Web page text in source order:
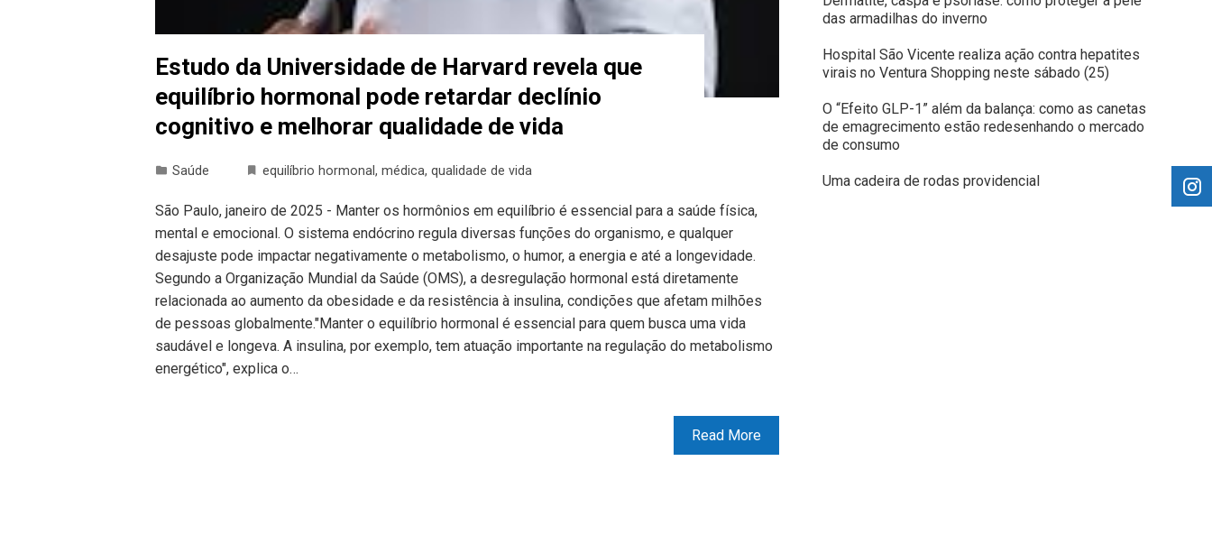
Estudo da Universidade de Harvard revela que
equilíbrio hormonal pode retardar declínio
cognitivo e melhorar qualidade de vida
Saúde equilíbrio hormonal, médica, qualidade de vida
São Paulo, janeiro de 2025 - Manter os hormônios em equilíbrio é essencial para a saúde física,
mental e emocional. O sistema endócrino regula diversas funções do organismo, e qualquer
desajuste pode impactar negativamente o metabolismo, o humor, a energia e até a longevidade.
Segundo a Organização Mundial da Saúde (OMS), a desregulação hormonal está diretamente
relacionada ao aumento da obesidade e da resistência à insulina, condições que afetam milhões
de pessoas globalmente."Manter o equilíbrio hormonal é essencial para quem busca uma vida
saudável e longeva. A insulina, por exemplo, tem atuação importante na regulação do metabolismo
energético", explica o…
Read More
das armadilhas do inverno
Hospital São Vicente realiza ação contra hepatites
virais no Ventura Shopping neste sábado (25)
O “Efeito GLP-1” além da balança: como as canetas
de emagrecimento estão redesenhando o mercado
de consumo
Uma cadeira de rodas providencial